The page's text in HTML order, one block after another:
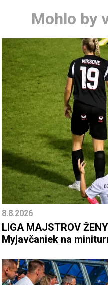
Mohlo by
8.8.2026
LIGA MAJSTROV
Myjavčaniek na